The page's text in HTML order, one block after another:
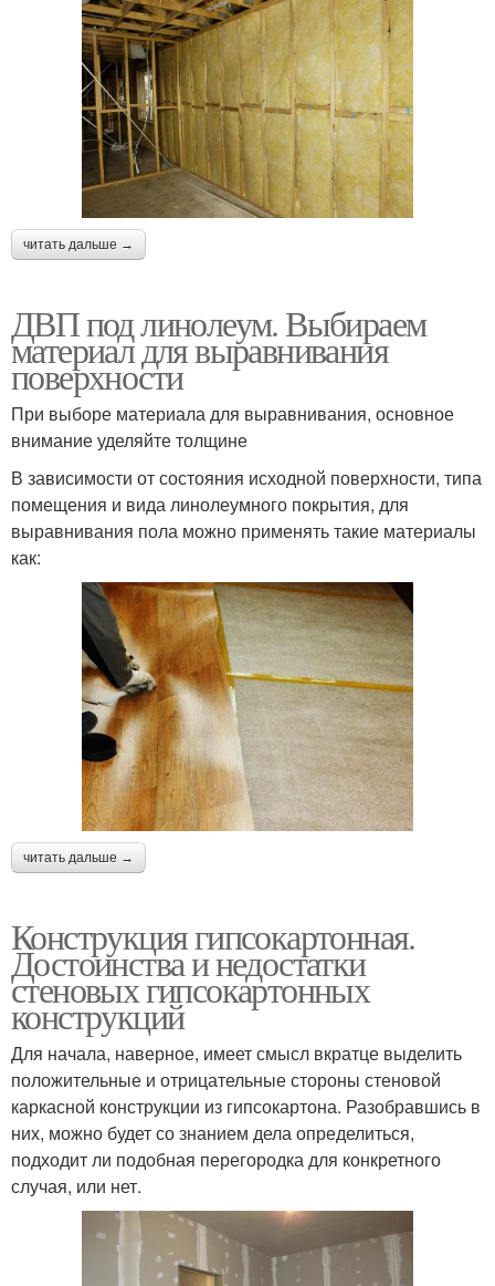
читать дальше →
ДВП под линолеум. Выбираем
материал для выравнивания
поверхности
При выборе материала для выравнивания, основное
внимание уделяйте толщине
В зависимости от состояния исходной поверхности, типа
помещения и вида линолеумного покрытия, для
выравнивания пола можно применять такие материалы
как:
читать дальше →
Конструкция гипсокартонная.
Достоинства и недостатки
стеновых гипсокартонных
конструкций
Для начала, наверное, имеет смысл вкратце выделить
положительные и отрицательные стороны стеновой
каркасной конструкции из гипсокартона. Разобравшись в
них, можно будет со знанием дела определиться,
подходит ли подобная перегородка для конкретного
случая, или нет.